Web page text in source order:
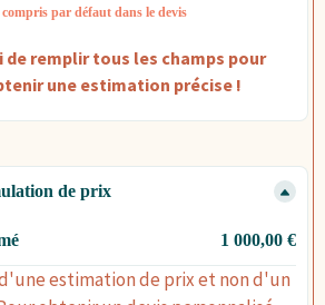
par défaut dans le devis
de remplir tous les champs pour
une estimation précise !
de prix
Total
50
1 000,00 €
estimation de prix et non d'un